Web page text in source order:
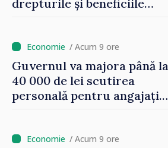
drepturile și beneficiile
/ Acum 9 ore
Guvernul va majora până la
40 000 de lei scutirea
personală pentru angajați.
oamenilor”/ Acum 9 ore